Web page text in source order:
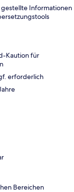
Informationen
Kaution für
erforderlich
Bereichen